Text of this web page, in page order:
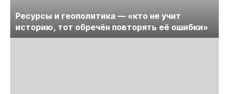
Ресурсы и геополитика — «кто не учит
историю, тот обречён повторять её ошибки»